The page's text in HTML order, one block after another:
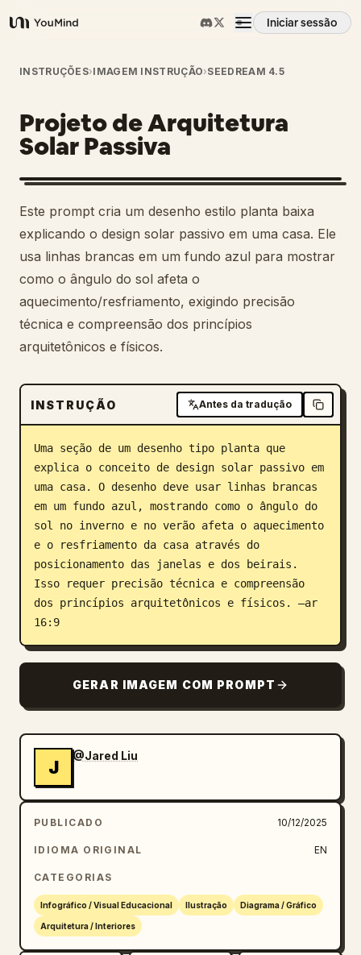
YouMind
Iniciar sessão
Visão geral
Casos de uso
Habilidades
Prompts
Preços
Transferir
Blogue
INSTRUÇÕES›IMAGEM INSTRUÇÃO›SEEDREAM 4.5
Projeto de Arquitetura
Solar Passiva
Este prompt cria um desenho estilo planta baixa
explicando o design solar passivo em uma casa. Ele
usa linhas brancas em um fundo azul para mostrar
como o ângulo do sol afeta o
aquecimento/resfriamento, exigindo precisão
técnica e compreensão dos princípios
arquitetônicos e físicos.
INSTRUÇÃO Antes da tradução
Uma seção de um desenho tipo planta que
explica o conceito de design solar passivo em
uma casa. O desenho deve usar linhas brancas
em um fundo azul, mostrando como o ângulo do
sol no inverno e no verão afeta o aquecimento
e o resfriamento da casa através do
posicionamento das janelas e dos beirais.
Isso requer precisão técnica e compreensão
dos princípios arquitetônicos e físicos. –ar
16:9
GERAR IMAGEM COM PROMPT
J
@Jared Liu
PUBLICADO 10/12/2025
IDIOMA ORIGINAL EN
CATEGORIAS
Infográfico / Visual Educacional Ilustração Diagrama / Gráfico
Arquitetura / Interiores